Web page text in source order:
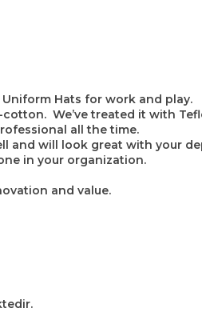
Uniform Hats for work and play.
We’ve treated it with
all the time.
and will look great with your
in your organization.
and value.